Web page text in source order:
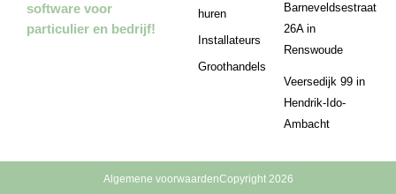
software voor
particulier en bedrijf!
huren
Installateurs
Groothandels
Barneveldsestraat
26A in
Renswoude
Veersedijk 99 in
Hendrik-Ido-
Ambacht
Algemene voorwaardenCopyright 2026